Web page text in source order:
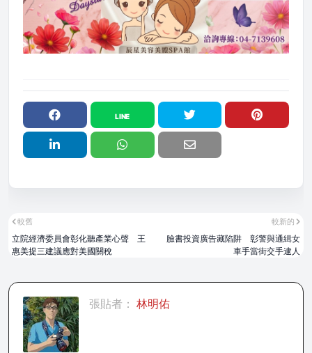
較新的
臉書投資廣告藏陷阱 彰警與通緝女
車手當街交手逮人
較舊
立院經濟委員會彰化聽產業心聲 王
惠美提三建議應對美國關稅
張貼者： 林明佑